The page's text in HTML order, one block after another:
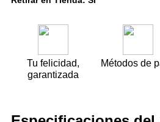
Tu felicidad,
garantizada
Métodos de